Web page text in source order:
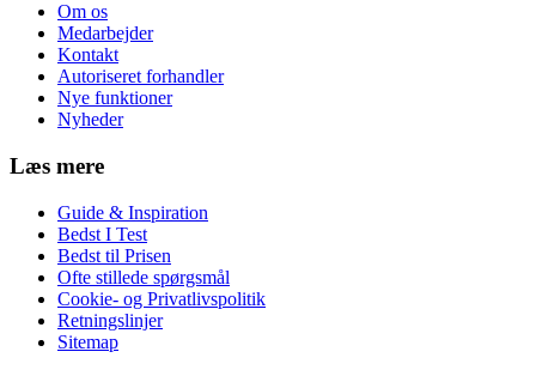
Om os
Medarbejder
Kontakt
Autoriseret forhandler
Nye funktioner
Nyheder
Læs mere
Guide & Inspiration
Bedst I Test
Bedst til Prisen
Ofte stillede spørgsmål
Cookie- og Privatlivspolitik
Retningslinjer
Sitemap